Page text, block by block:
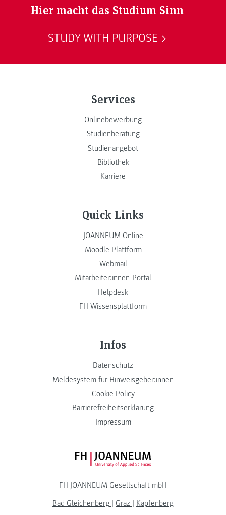
Hier macht das Studium Sinn
STUDY WITH PURPOSE
Services
Onlinebewerbung
Studienberatung
Studienangebot
Bibliothek
Karriere
Quick Links
JOANNEUM Online
Moodle Plattform
Webmail
Mitarbeiter:innen-Portal
Helpdesk
FH Wissensplattform
Infos
Datenschutz
Meldesystem für Hinweisgeber:innen
Cookie Policy
Barrierefreiheitserklärung
Impressum
FH JOANNEUM Logo
FH JOANNEUM Gesellschaft mbH
Bad Gleichenberg | Graz | Kapfenberg